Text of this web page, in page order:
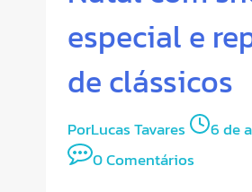
especial e
de clássicos
PorLucas Tavares
6 de
0 Comentários